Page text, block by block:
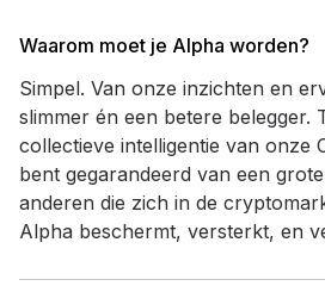
Waarom moet je Alpha worden?
Simpel. Van onze inzichten en
slimmer én een betere belegger.
collectieve intelligentie van onze
bent gegarandeerd van een
anderen die zich in de
Alpha beschermt, versterkt, en